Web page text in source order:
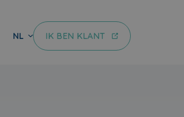
NL IK BEN KLANT